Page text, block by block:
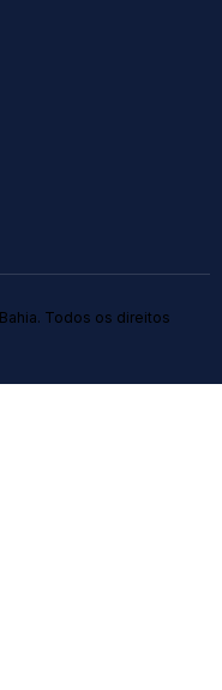
Todos os direitos